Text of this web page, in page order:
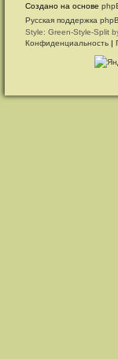
Создано на основе
Русская поддержка
Style: Green-Style-Split
Конфиденциальность |